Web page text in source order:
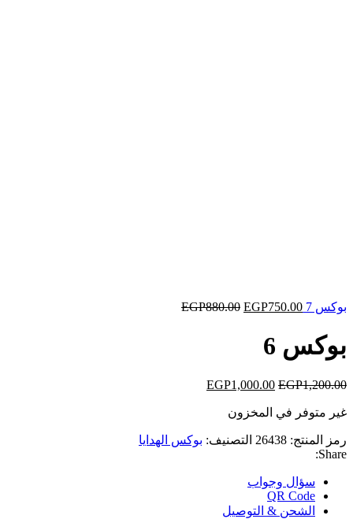
بوكس 7 EGP880.00 EGP750.00
بوكس 6
EGP1,200.00
EGP1,000.00
غير متوفر في المخزون
رمز المنتج: 26438 التصنيف: بوكس الهدايا
Share:
سؤال وجواب
QR Code
الشحن & التوصيل